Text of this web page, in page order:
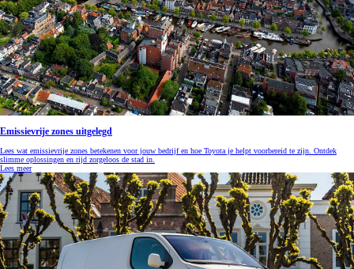
Emissievrije zones uitgelegd
Lees wat emissievrije zones betekenen voor jouw bedrijf en hoe Toyota je helpt voorbereid te zijn. Ontdek
slimme oplossingen en rijd zorgeloos de stad in.
Lees meer